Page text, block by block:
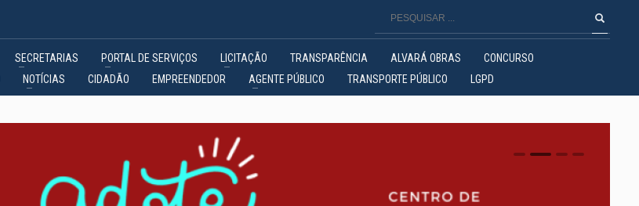
SECRETARIAS PORTAL DE SERVIÇOS LICITAÇÃO TRANSPARÊNCIA ALVARÁ OBRAS
CONCURSO
NOTÍCIAS CIDADÃO EMPREENDEDOR AGENTE PÚBLICO TRANSPORTE PÚBLICO LGPD
0 1 2